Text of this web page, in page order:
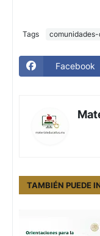
Tags
Facebook
TAMBIÉN PUEDE